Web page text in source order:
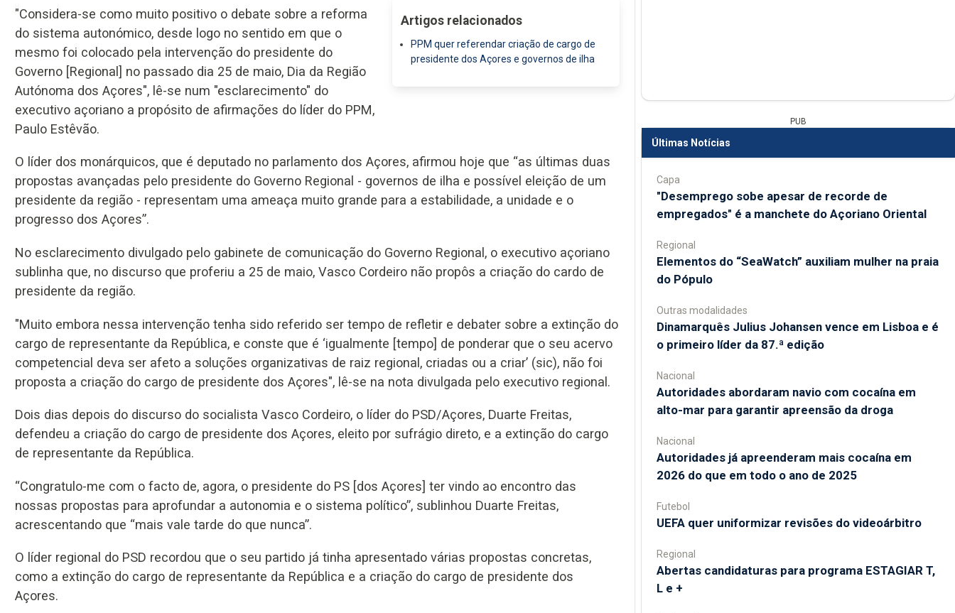
Artigos relacionados
PPM quer referendar criação de cargo de
presidente dos Açores e governos de ilha
"Considera-se como muito positivo o debate sobre a reforma
do sistema autonómico, desde logo no sentido em que o
mesmo foi colocado pela intervenção do presidente do
Governo [Regional] no passado dia 25 de maio, Dia da Região
Autónoma dos Açores", lê-se num "esclarecimento" do
executivo açoriano a propósito de afirmações do líder do PPM,
Paulo Estêvão.
O líder dos monárquicos, que é deputado no parlamento dos Açores, afirmou hoje que “as últimas duas
propostas avançadas pelo presidente do Governo Regional - governos de ilha e possível eleição de um
presidente da região - representam uma ameaça muito grande para a estabilidade, a unidade e o
progresso dos Açores”.
No esclarecimento divulgado pelo gabinete de comunicação do Governo Regional, o executivo açoriano
sublinha que, no discurso que proferiu a 25 de maio, Vasco Cordeiro não propôs a criação do cardo de
presidente da região.
"Muito embora nessa intervenção tenha sido referido ser tempo de refletir e debater sobre a extinção do
cargo de representante da República, e conste que é ‘igualmente [tempo] de ponderar que o seu acervo
competencial deva ser afeto a soluções organizativas de raiz regional, criadas ou a criar’ (sic), não foi
proposta a criação do cargo de presidente dos Açores", lê-se na nota divulgada pelo executivo regional.
Dois dias depois do discurso do socialista Vasco Cordeiro, o líder do PSD/Açores, Duarte Freitas,
defendeu a criação do cargo de presidente dos Açores, eleito por sufrágio direto, e a extinção do cargo
de representante da República.
“Congratulo-me com o facto de, agora, o presidente do PS [dos Açores] ter vindo ao encontro das
nossas propostas para aprofundar a autonomia e o sistema político”, sublinhou Duarte Freitas,
acrescentando que “mais vale tarde do que nunca”.
O líder regional do PSD recordou que o seu partido já tinha apresentado várias propostas concretas,
como a extinção do cargo de representante da República e a criação do cargo de presidente dos
Açores.
PUB
Últimas Notícias
Capa
"Desemprego sobe apesar de recorde de
empregados" é a manchete do Açoriano Oriental
Regional
​Elementos do “SeaWatch” auxiliam mulher na praia
do Pópulo
Outras modalidades
Dinamarquês Julius Johansen vence em Lisboa e é
o primeiro líder da 87.ª edição
Nacional
Autoridades abordaram navio com cocaína em
alto-mar para garantir apreensão da droga
Nacional
Autoridades já apreenderam mais cocaína em
2026 do que em todo o ano de 2025
Futebol
UEFA quer uniformizar revisões do videoárbitro
Regional
Abertas candidaturas para programa ESTAGIAR T,
L e +